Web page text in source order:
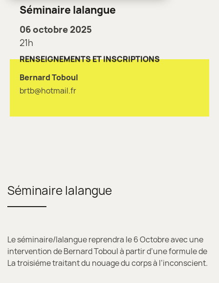
Séminaire lalangue
06 octobre 2025
21h
RENSEIGNEMENTS ET INSCRIPTIONS
Bernard Toboul
brtb@hotmail.fr
Séminaire lalangue
Le séminaire/lalangue reprendra le 6 Octobre avec une
intervention de Bernard Toboul à partir d’une formule de
La troisiéme traitant du nouage du corps à l’inconscient.